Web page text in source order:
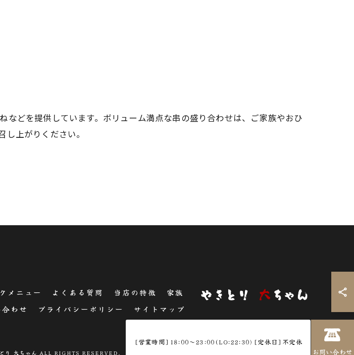
どを提供しています。ボリューム満点な串の盛り合わせは、ご家族やおひ
上がりください。
[営業時間]18:00～23:00(LO:22:30)[定休日]不定休 ☎
お問い合わせ
メニュー よくある質問 当店の特徴
家族
わせ プライバシーポリシー サイトマップ
り 大ちゃん ALL RIGHTS RESERVED.